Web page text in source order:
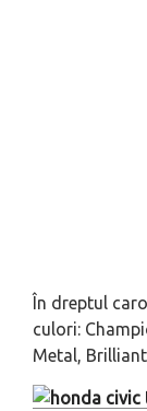
În dreptul
culori:
Metal,